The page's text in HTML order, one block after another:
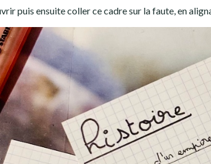
puis ensuite coller ce cadre sur la faute, en